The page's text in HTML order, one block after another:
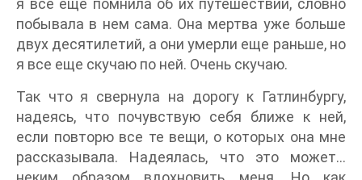
я все еще помнила об их путешествии, словно
побывала в нем сама. Она мертва уже больше
двух десятилетий, а они умерли еще раньше, но
я все еще скучаю по ней. Очень скучаю.
Так что я свернула на дорогу к Гатлинбургу,
надеясь, что почувствую себя ближе к ней,
если повторю все те вещи, о которых она мне
рассказывала. Надеялась, что это может…